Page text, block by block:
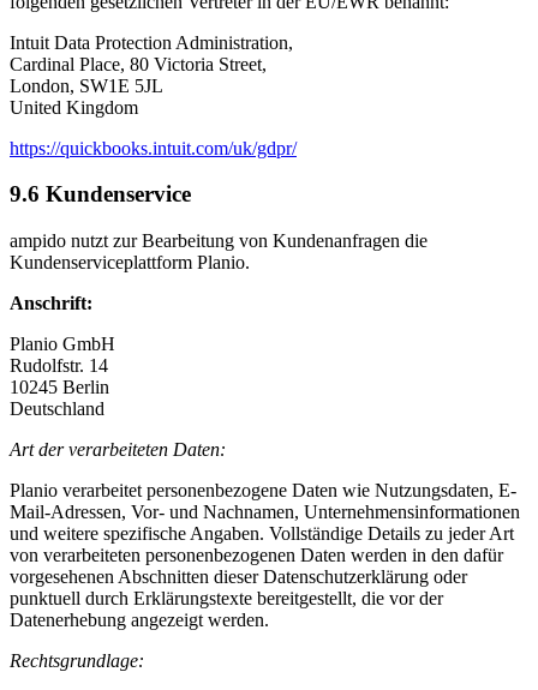
Intuit Data Protection Administration,
Cardinal Place, 80 Victoria Street,
London, SW1E 5JL
United Kingdom
https://quickbooks.intuit.com/uk/gdpr/
9.6 Kundenservice
ampido nutzt zur Bearbeitung von Kundenanfragen die
Kundenserviceplattform Planio.
Anschrift:
Planio GmbH
Rudolfstr. 14
10245 Berlin
Deutschland
Art der verarbeiteten Daten:
Planio verarbeitet personenbezogene Daten wie Nutzungsdaten, E-
Mail-Adressen, Vor- und Nachnamen, Unternehmensinformationen
und weitere spezifische Angaben. Vollständige Details zu jeder Art
von verarbeiteten personenbezogenen Daten werden in den dafür
vorgesehenen Abschnitten dieser Datenschutzerklärung oder
punktuell durch Erklärungstexte bereitgestellt, die vor der
Datenerhebung angezeigt werden.
Rechtsgrundlage: